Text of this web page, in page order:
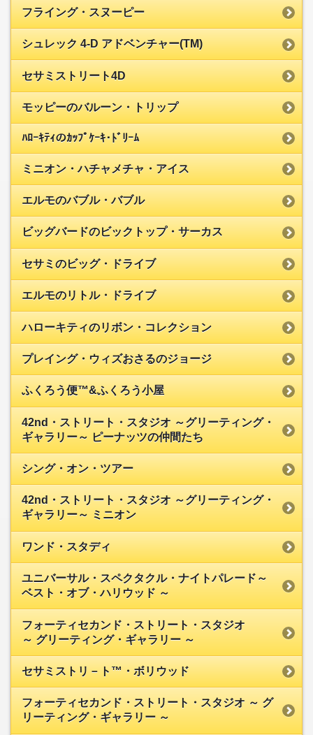
フライング・スヌーピー
シュレック 4-D アドベンチャー(TM)
セサミストリート4D
モッピーのバルーン・トリップ
ﾊﾛｰｷﾃｨのｶｯﾌﾟｹｰｷ･ﾄﾞﾘｰﾑ
ミニオン・ハチャメチャ・アイス
エルモのバブル・バブル
ビッグバードのビックトップ・サーカス
セサミのビッグ・ドライブ
エルモのリトル・ドライブ
ハローキティのリボン・コレクション
プレイング・ウィズおさるのジョージ
ふくろう便™&ふくろう小屋
42nd・ストリート・スタジオ ～グリーティング・
ギャラリー～ ピーナッツの仲間たち
シング・オン・ツアー
42nd・ストリート・スタジオ ～グリーティング・
ギャラリー～ ミニオン
ワンド・スタディ
ユニバーサル・スペクタクル・ナイトパレード～
ベスト・オブ・ハリウッド ～
フォーティセカンド・ストリート・スタジオ
～ グリーティング・ギャラリー ～
セサミストリ－ト™・ボリウッド
フォーティセカンド・ストリート・スタジオ ～ グ
リーティング・ギャラリー ～